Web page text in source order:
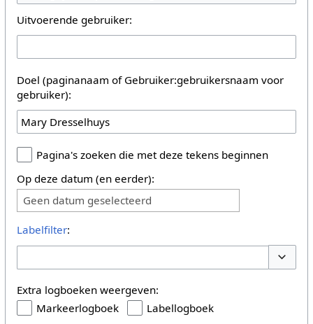
Uitvoerende gebruiker:
Doel (paginanaam of Gebruiker:gebruikersnaam voor
gebruiker):
Pagina's zoeken die met deze tekens beginnen
Op deze datum (en eerder):
Geen datum geselecteerd
Labelfilter:
Extra logboeken weergeven:
Markeerlogboek
Labellogboek